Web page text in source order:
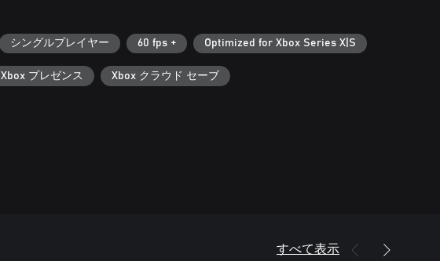
シングルプレイヤー 60 fps + Optimized for Xbox Series X|S
Xbox プレゼンス Xbox クラウド セーブ
すべて表示